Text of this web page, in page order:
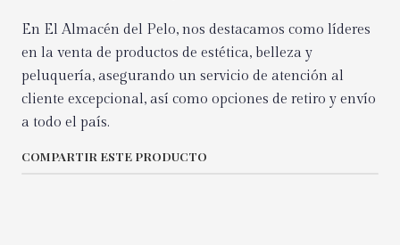
En El Almacén del Pelo, nos destacamos como líderes
en la venta de productos de estética, belleza y
peluquería, asegurando un servicio de atención al
cliente excepcional, así como opciones de retiro y envío
a todo el país.
COMPARTIR ESTE PRODUCTO